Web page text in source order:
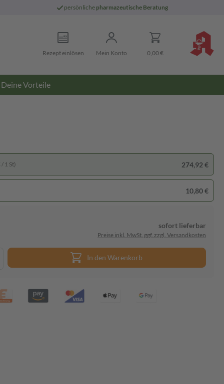
persönliche pharmazeutische Beratung
Rezept einlösen Mein Konto 0,00 €
Deine Vorteile
1 St) 274,92 €
10,80 €
sofort lieferbar
Preise inkl. MwSt. ggf. zzgl. Versandkosten
In den Warenkorb